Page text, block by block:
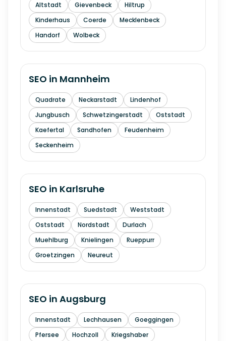
Altstadt Gievenbeck
Hiltrup
Kinderhaus
Coerde
Mecklenbeck
Handorf
Wolbeck
SEO in Mannheim
Quadrate Neckarstadt
Lindenhof
Jungbusch
Schwetzingerstadt
Oststadt
Kaefertal
Sandhofen
Feudenheim
Seckenheim
SEO in Karlsruhe
Innenstadt Suedstadt
Weststadt
Oststadt
Nordstadt
Durlach
Muehlburg
Knielingen
Rueppurr
Groetzingen
Neureut
SEO in Augsburg
Innenstadt Lechhausen
Goeggingen
Pfersee
Hochzoll
Kriegshaber